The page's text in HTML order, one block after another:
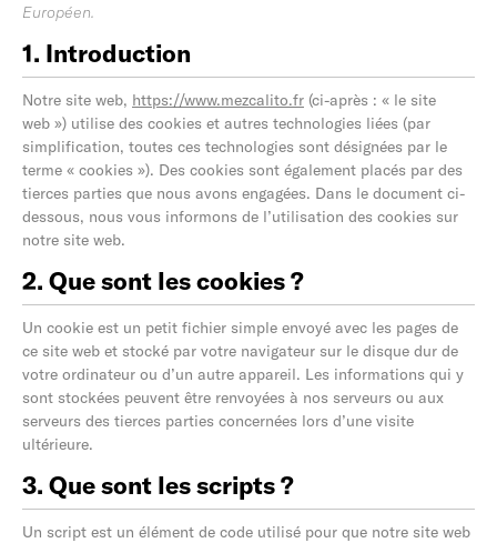
Européen.
1. Introduction
Notre site web, https://www.mezcalito.fr (ci-après : « le site
web ») utilise des cookies et autres technologies liées (par
simplification, toutes ces technologies sont désignées par le
terme « cookies »). Des cookies sont également placés par des
tierces parties que nous avons engagées. Dans le document ci-
dessous, nous vous informons de l’utilisation des cookies sur
notre site web.
2. Que sont les cookies ?
Un cookie est un petit fichier simple envoyé avec les pages de
ce site web et stocké par votre navigateur sur le disque dur de
votre ordinateur ou d’un autre appareil. Les informations qui y
sont stockées peuvent être renvoyées à nos serveurs ou aux
serveurs des tierces parties concernées lors d’une visite
ultérieure.
3. Que sont les scripts ?
Un script est un élément de code utilisé pour que notre site web